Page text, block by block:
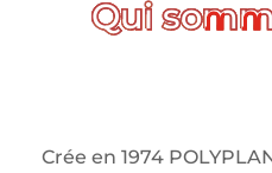
Crée en 1974